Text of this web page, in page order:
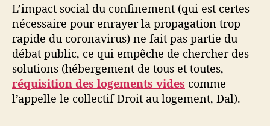
L’impact social du confinement (qui est certes
nécessaire pour enrayer la propagation trop
rapide du coronavirus) ne fait pas partie du
débat public, ce qui empêche de chercher des
solutions (hébergement de tous et toutes,
réquisition des logements vides comme
l’appelle le collectif Droit au logement, Dal).